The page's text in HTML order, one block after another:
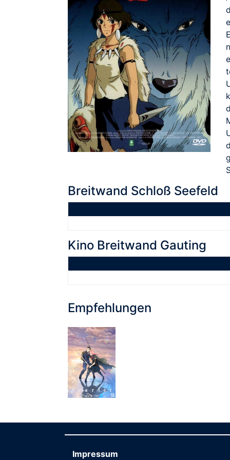
Breitwand Schloß Seefeld
Kino Breitwand Gauting
Empfehlungen
Impressum